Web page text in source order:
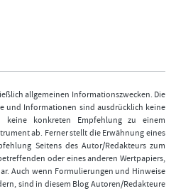
allgemeinen Informationszwecken. Die
und Informationen sind ausdrücklich keine
keine konkreten Empfehlung zu einem
ab. Ferner stellt die Erwähnung eines
Seitens des Autor/Redakteurs zum
oder eines anderen Wertpapiers,
Auch wenn Formulierungen und Hinweise
sind in diesem Blog Autoren/Redakteure